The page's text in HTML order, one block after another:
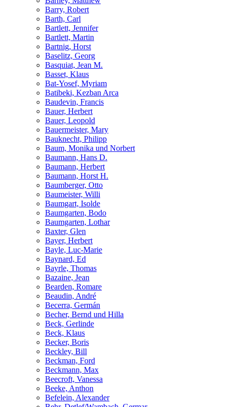
Barry, Robert
Barth, Carl
Bartlett, Jennifer
Bartlett, Martin
Bartnig, Horst
Baselitz, Georg
Basquiat, Jean M.
Basset, Klaus
Bat-Yosef, Myriam
Batibeki, Kezban Arca
Baudevin, Francis
Bauer, Herbert
Bauer, Leopold
Bauermeister, Mary
Bauknecht, Philipp
Baum, Monika und Norbert
Baumann, Hans D.
Baumann, Herbert
Baumann, Horst H.
Baumberger, Otto
Baumeister, Willi
Baumgart, Isolde
Baumgarten, Bodo
Baumgarten, Lothar
Baxter, Glen
Bayer, Herbert
Bayle, Luc-Marie
Baynard, Ed
Bayrle, Thomas
Bazaine, Jean
Bearden, Romare
Beaudin, André
Becerra, Germán
Becher, Bernd und Hilla
Beck, Gerlinde
Beck, Klaus
Becker, Boris
Beckley, Bill
Beckman, Ford
Beckmann, Max
Beecroft, Vanessa
Beeke, Anthon
Befelein, Alexander